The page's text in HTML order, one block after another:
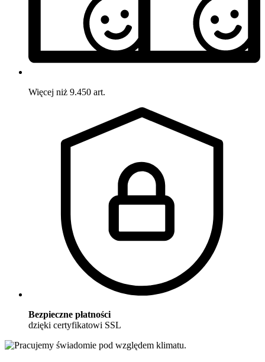
Więcej niż 9.450 art.
Bezpieczne płatności
dzięki certyfikatowi SSL